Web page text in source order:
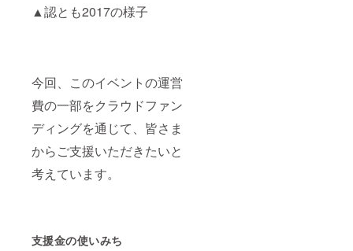
▲認とも2017の様子
今回、このイベントの運営
費の一部をクラウドファン
ディングを通じて、皆さま
からご支援いただきたいと
考えています。
支援金の使いみち